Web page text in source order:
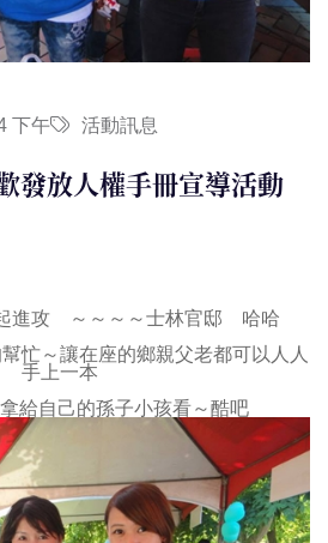
下午 活動訊息
發放人權手冊宣導活動
進攻 ～～～～士林官邸 哈哈
忙～讓在座的鄉親父老都可以人人
手上一本
給自己的孫子小孩看～酷吧